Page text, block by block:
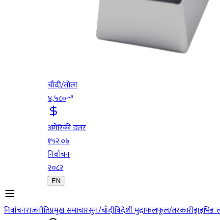
चाँदी/तोला
४,५८०
अमेरिकी डलर
१५२.०४
निर्वाचन
२०८२
EN
निर्वाचनराजनीतिप्रमुख समाचारसुन/चाँदीविदेशी मुद्राफलफूल/तरकारी